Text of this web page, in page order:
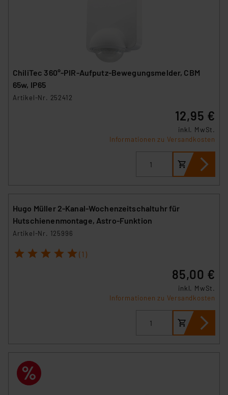
ChiliTec 360°-PIR-Aufputz-Bewegungsmelder, CBM
65w, IP65
Artikel-Nr. 252412
12,95 €
inkl. MwSt.
Informationen zu Versandkosten
Hugo Müller 2-Kanal-Wochenzeitschaltuhr für
Hutschienenmontage, Astro-Funktion
Artikel-Nr. 125996
1 2 3 4 5 (1)
85,00 €
inkl. MwSt.
Informationen zu Versandkosten